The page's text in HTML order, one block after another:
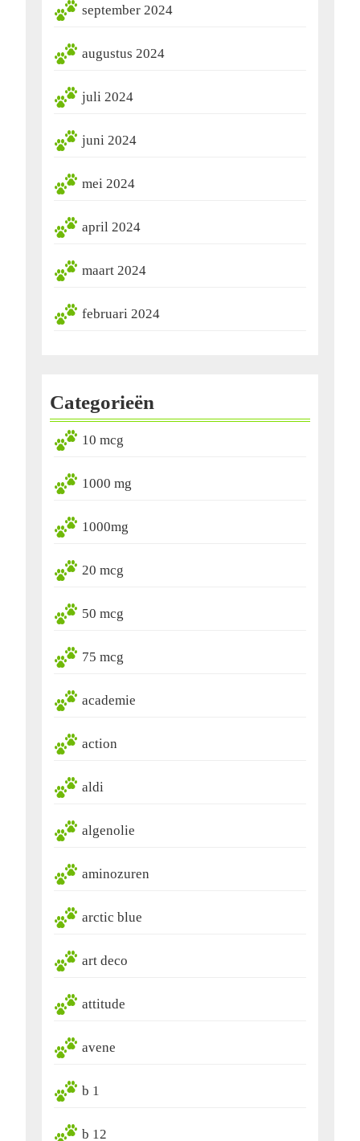
september 2024
augustus 2024
juli 2024
juni 2024
mei 2024
april 2024
maart 2024
februari 2024
Categorieën
10 mcg
1000 mg
1000mg
20 mcg
50 mcg
75 mcg
academie
action
aldi
algenolie
aminozuren
arctic blue
art deco
attitude
avene
b 1
b 12